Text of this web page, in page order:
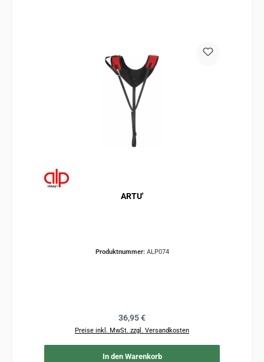
ARTU'
Produktnummer: ALP074
Regulärer Preis:
36,95 €
Preise inkl. MwSt. zzgl. Versandkosten
In den Warenkorb